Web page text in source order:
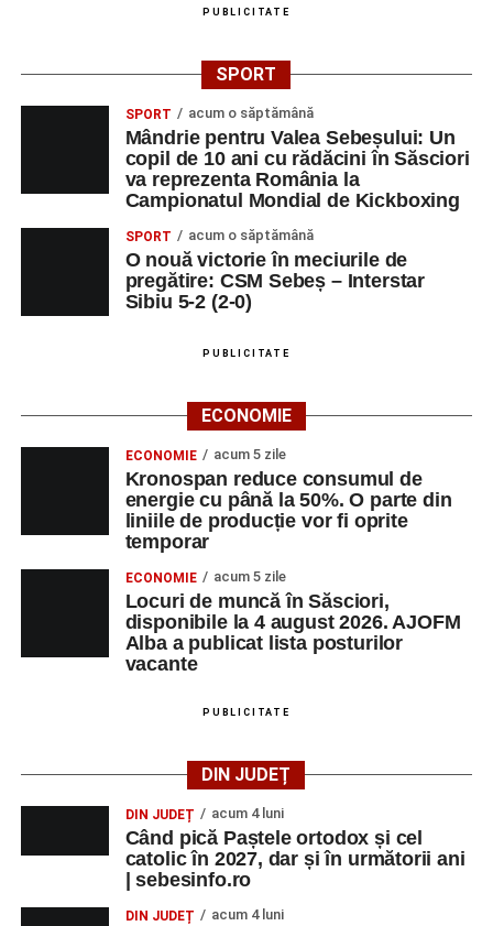
PUBLICITATE
SPORT
SPORT acum o săptămână
Mândrie pentru Valea Sebeșului: Un
copil de 10 ani cu rădăcini în Săsciori
va reprezenta România la
Campionatul Mondial de Kickboxing
SPORT acum o săptămână
O nouă victorie în meciurile de
pregătire: CSM Sebeș – Interstar
Sibiu 5-2 (2-0)
PUBLICITATE
ECONOMIE
ECONOMIE acum 5 zile
Kronospan reduce consumul de
energie cu până la 50%. O parte din
liniile de producție vor fi oprite
temporar
ECONOMIE acum 5 zile
Locuri de muncă în Săsciori,
disponibile la 4 august 2026. AJOFM
Alba a publicat lista posturilor
vacante
PUBLICITATE
DIN JUDEȚ
DIN JUDEȚ acum 4 luni
Când pică Paștele ortodox și cel
catolic în 2027, dar și în următorii ani
| sebesinfo.ro
DIN JUDEȚ acum 4 luni